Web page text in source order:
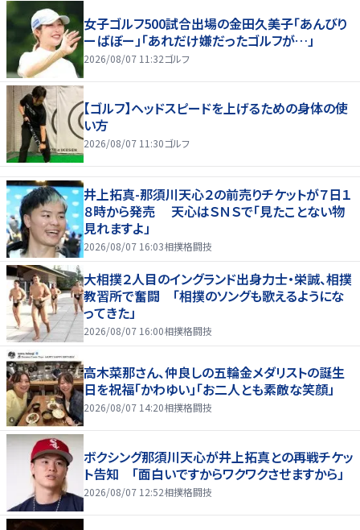
女子ゴルフ500試合出場の金田久美子「あんびり
ーばぼー」「あれだけ嫌だったゴルフが…」
2026/08/07 11:32ゴルフ
【ゴルフ】ヘッドスピードを上げるための身体の使
い方
2026/08/07 11:30ゴルフ
井上拓真-那須川天心２の前売りチケットが７日１
８時から発売 天心はＳＮＳで「見たことない物
見れますよ」
2026/08/07 16:03相撲格闘技
大相撲２人目のイングランド出身力士・栄誠、相撲
教習所で奮闘 「相撲のソングも歌えるようにな
ってきた」
2026/08/07 16:00相撲格闘技
高木菜那さん、仲良しの五輪金メダリストの誕生
日を祝福「かわゆい」「お二人とも素敵な笑顔」
2026/08/07 14:20相撲格闘技
ボクシング那須川天心が井上拓真との再戦チケッ
ト告知 「面白いですからワクワクさせますから」
2026/08/07 12:52相撲格闘技